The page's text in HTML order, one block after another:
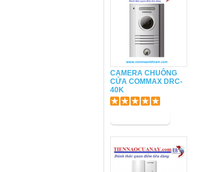
CAMERA CHUÔNG
CỬA COMMAX DRC-
40K